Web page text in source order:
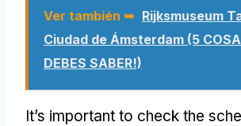
Ver también ➥ Rijksmuseum
Ciudad de Ámsterdam (5
DEBES SABER!)
It’s important to check the